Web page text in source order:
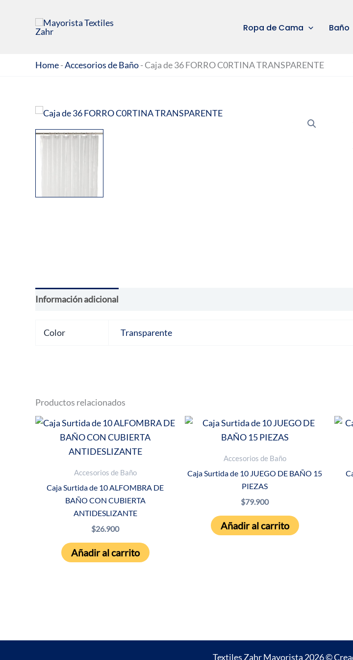
contenido
Ropa de Cama Baño
Home-Accesorios de Baño-Caja de 36 FORRO C0RTINA TRANSPARENTE
Información adicional
Color Transparente
Productos relacionados
Accesorios de Baño
Caja Surtida de 10 ALFOMBRA DE
BAÑO CON CUBIERTA
ANTIDESLIZANTE
$26.900
Añadir al carrito
Accesorios de Baño
Caja Surtida de 10 JUEGO DE BAÑO 15
PIEZAS
$79.900
Añadir al carrito
Textiles Zahr Mayorista 2026 ©